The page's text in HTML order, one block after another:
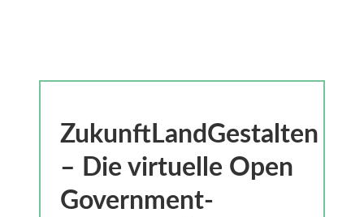
Klimaschutz & Nachhaltigkeit
Nahversorgung
Gesundheit
Kontakt
ZukunftLandGestalten
– Die virtuelle Open
Government-